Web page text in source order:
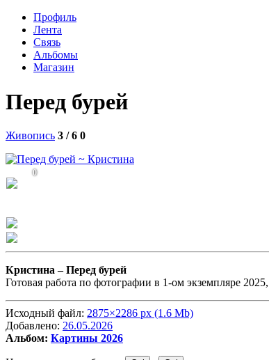
Профиль
Лента
Связь
Альбомы
Магазин
Перед бурей
Живопись 3 / 6 0
0
Кристина –Перед бурей
Готовая работа по фотографии в 1-ом экземпляре
Исходный файл: 2875×2286 px (1.6 Mb)
Добавлено: 26.05.2026
Альбом: Картины 2026